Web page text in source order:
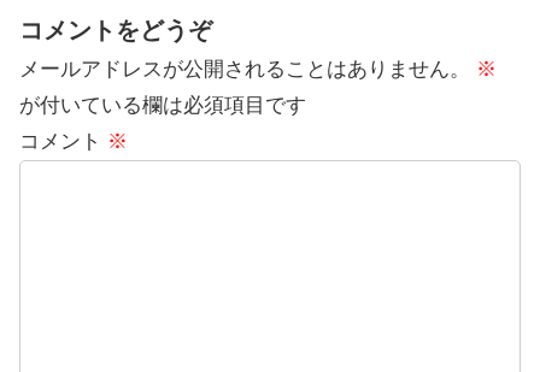
コメントをどうぞ
メールアドレスが公開されることはありません。
※
が付いている欄は必須項目です
コメント ※